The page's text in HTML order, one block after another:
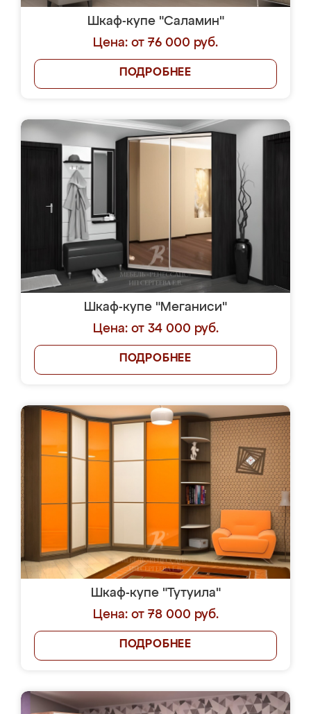
Шкаф-купе "Саламин"
Цена: от 76 000 руб.
ПОДРОБНЕЕ
Шкаф-купе "Меганиси"
Цена: от 34 000 руб.
ПОДРОБНЕЕ
Шкаф-купе "Тутуила"
Цена: от 78 000 руб.
ПОДРОБНЕЕ